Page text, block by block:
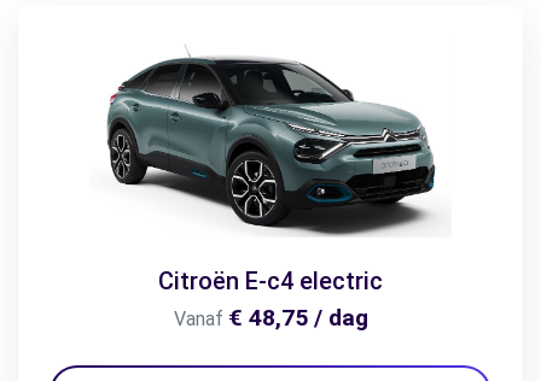
Citroën E-c4 electric
Vanaf € 48,75 / dag